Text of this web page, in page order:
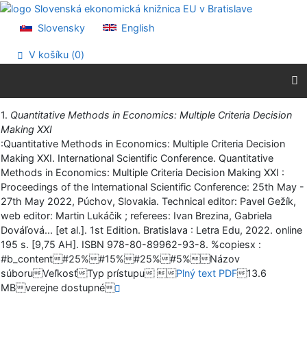
Prejsť na obsah
Prehlásenie o webovej prístupnosti
Slovensky English
V košíku (0)
Vytlačiť
1. Quantitative Methods in Economics: Multiple Criteria Decision
Making XXI
:Quantitative Methods in Economics: Multiple Criteria Decision
Making XXI. International Scientific Conference. Quantitative
Methods in Economics: Multiple Criteria Decision Making XXI :
Proceedings of the International Scientific Conference: 25th May -
27th May 2022, Púchov, Slovakia. Technical editor: Pavel Gežík,
web editor: Martin Lukáčik ; referees: Ivan Brezina, Gabriela
Dováľová... [et al.]. 1st Edition. Bratislava : Letra Edu, 2022. online
195 s. [9,75 AH]. ISBN 978-80-89962-93-8. %copiesx :
#b_content#25%#15%#25%#5%Názov
súboruVeľkosťTyp prístupu Plný text PDF 13.6
MBverejne dostupné